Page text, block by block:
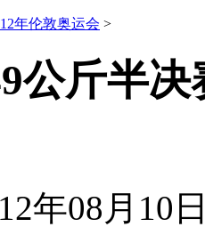
年伦敦奥运会 >
公斤半
年08月10